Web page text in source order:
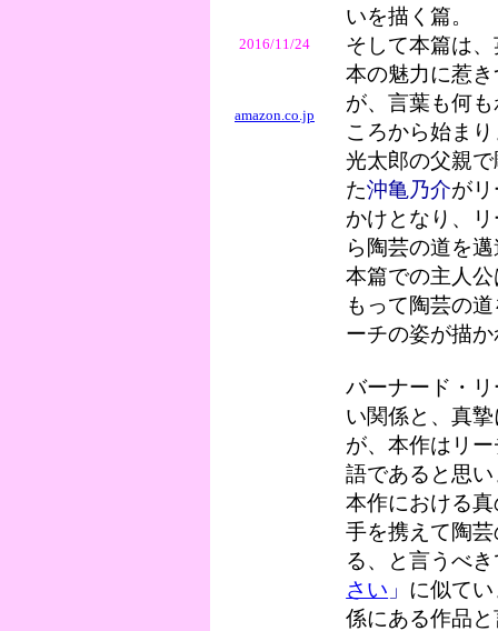
2016/11/24
amazon.co.jp
いを描く篇。
そして本篇は
本の魅力に惹
が、言葉も何
ころから始ま
光太郎の父親
た沖亀乃介が
かけとなり、
ら陶芸の道を
本篇での主人
もって陶芸の
ーチの姿が描
バーナード・
い関係と、真
が、本作はリ
語であると思
本作における
手を携えて陶
る、と言うべ
さい 」 に似て
係にある作品